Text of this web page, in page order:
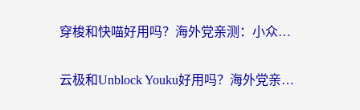
穿梭和快喵好用吗？海外党亲测：小众加速器对比+番茄加速器深度体验
云极和Unblock Youku好用吗？海外党亲测+2026回国加速器避坑指南